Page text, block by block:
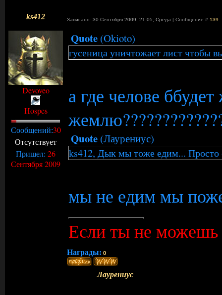
ks412 Записано: 30 Сентября 2009, 21:05, Среда | Сообщение # 139
Devoveo
Hospes
Сообщений:30
Отсутствует
Пришел: 26
Сентября 2009
Quote (Okioto)
гусеница уничтожает лист чтобы
а где челове
Quote (Лаурениус)
ks412, Дык мы тоже едим... Просто
мы не едим мы
Если ты не можешь
Награды: 0
Лаурениус